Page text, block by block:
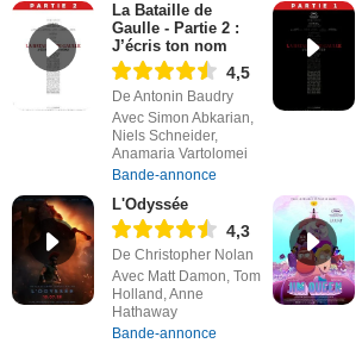
La Bataille de
Gaulle - Partie 2 :
J’écris ton nom
4,5
De Antonin Baudry
Avec Simon Abkarian,
Niels Schneider,
Anamaria Vartolomei
Bande-annonce
L'Odyssée
4,3
De Christopher Nolan
Avec Matt Damon, Tom
Holland, Anne
Hathaway
Bande-annonce